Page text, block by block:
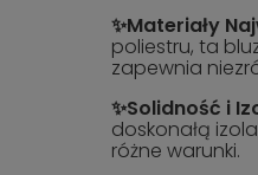
✨Materiały
poliestru, ta
zapewnia
✨Solidność i
doskonałą
różne warunki.